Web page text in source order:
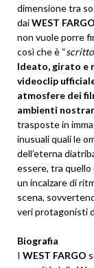
dimensione tra
daiWEST FARGO
non vuole porre
così che è “
Ideato, girato e
videoclip
atmosfere dei
ambienti
trasposte in
inusuali quali le
dell’eterna
essere, tra quello
un incalzare di
scena,
veri protagonisti
Biografia
I WEST FARGO